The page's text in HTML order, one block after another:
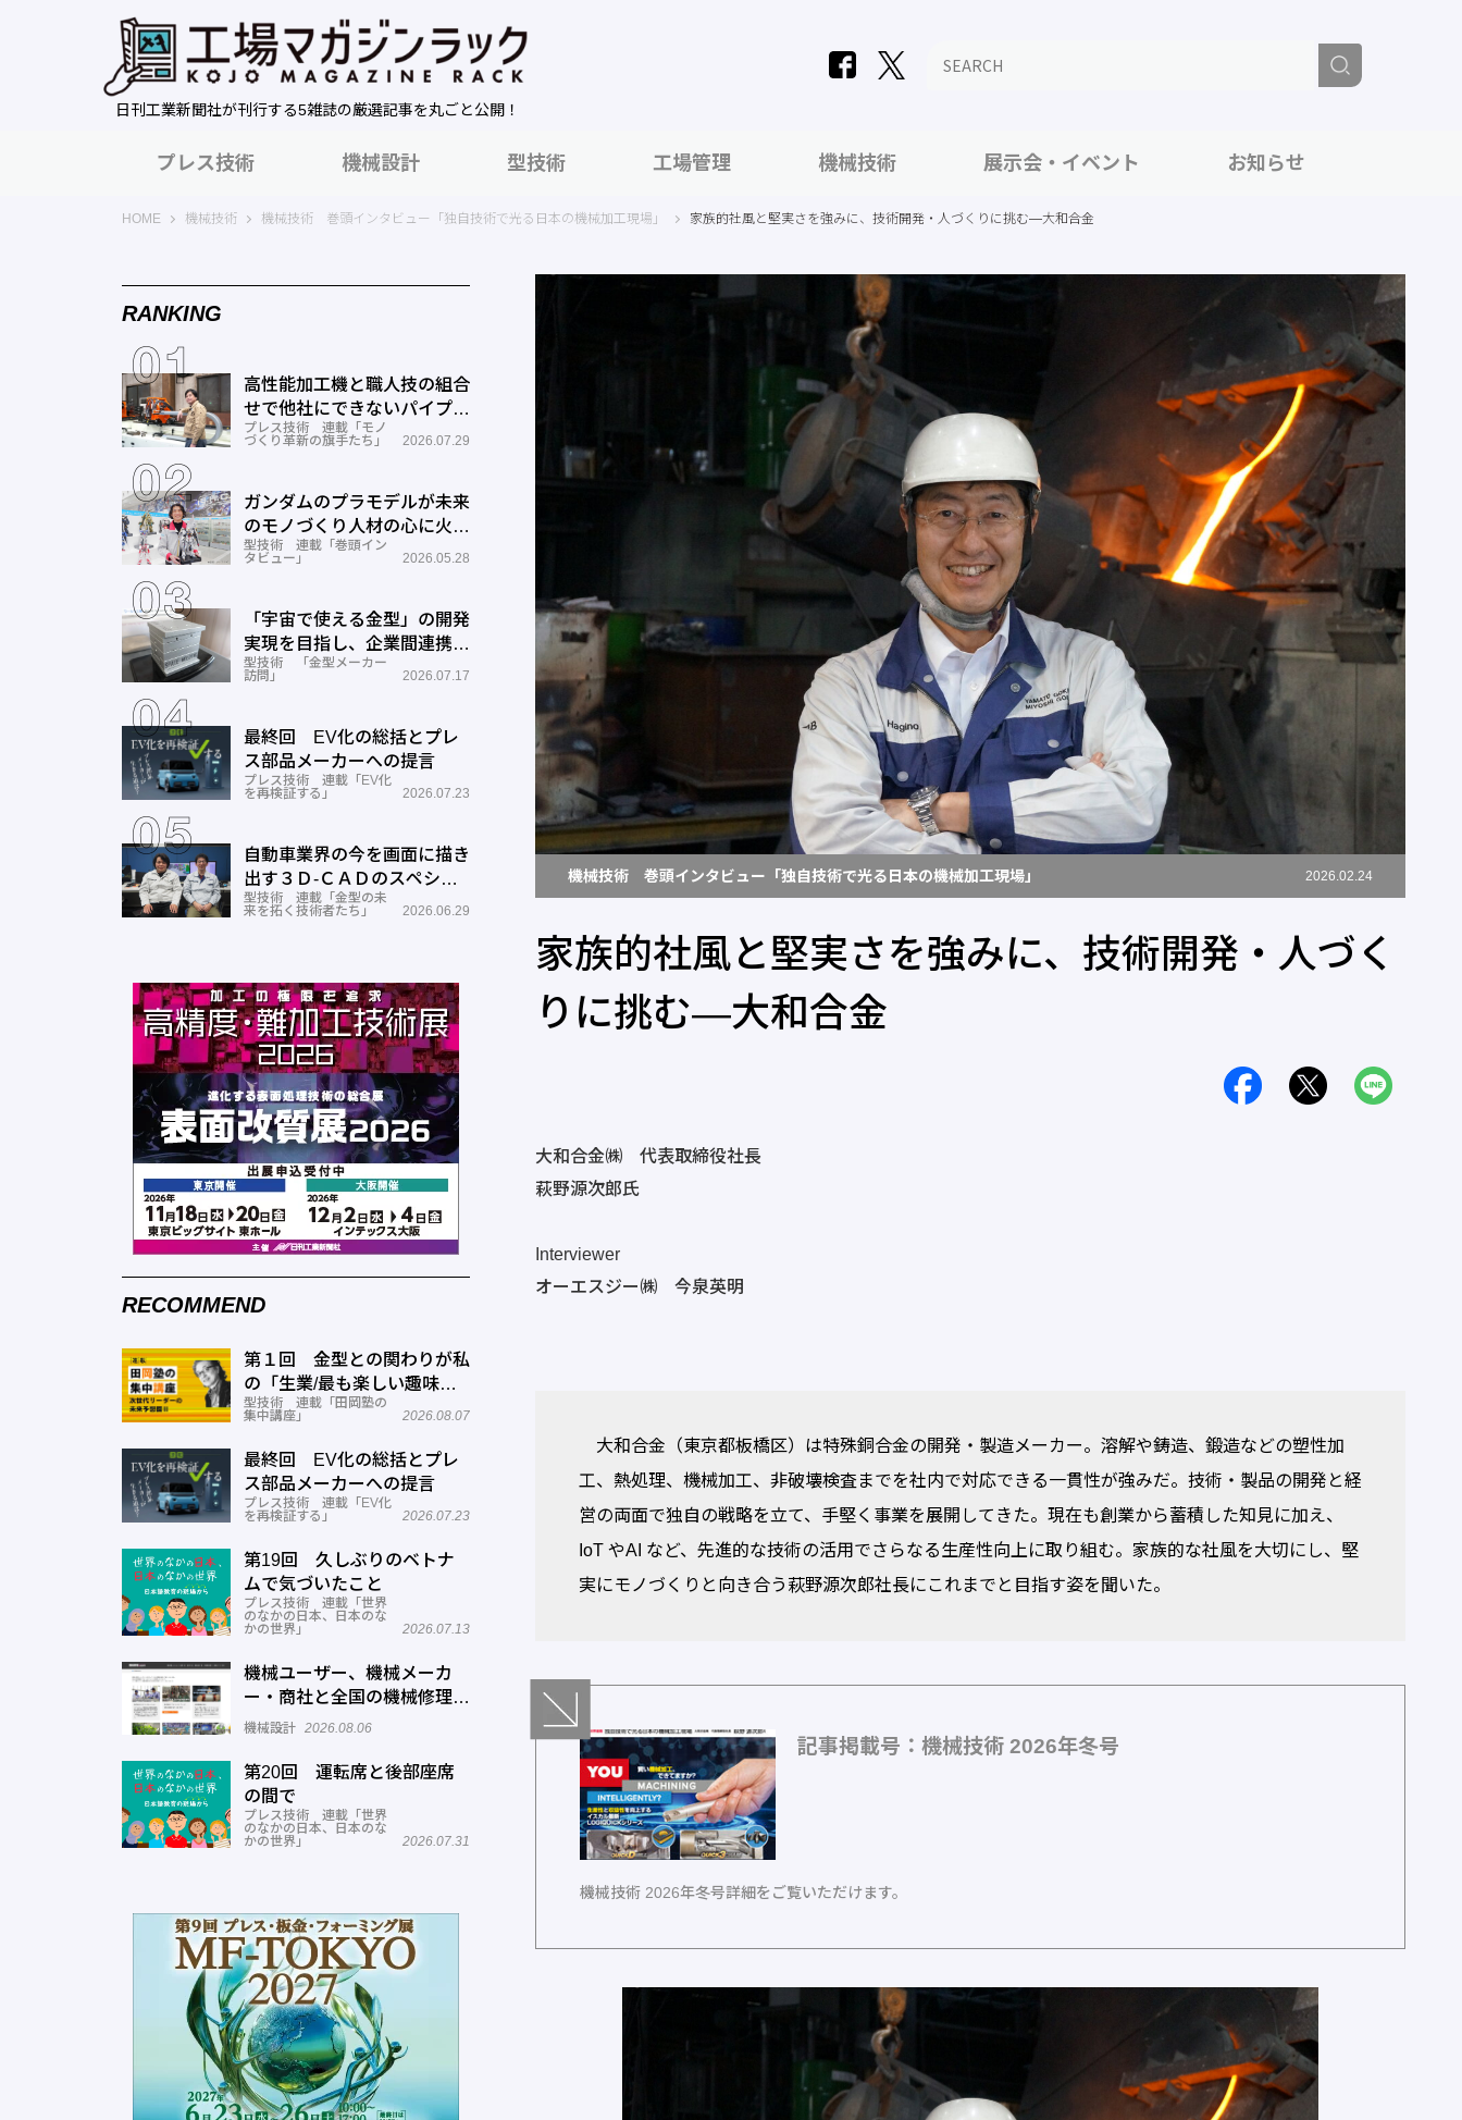
日刊工業新聞社が刊行する5雑誌の厳選記事を丸ごと公開！
プレス技術 機械設計 型技術 工場管理 機械技術 展示会・イベント お知らせ
HOME 工場マガジンラック｜日刊工業新聞社
機械技術 機械技術 巻頭インタビュー「独自技術で光る日本の機械加工現場」 家族的社風と堅実さを強みに、技術開発・人づくりに挑む―大和合金
機械技術 巻頭インタビュー「独自技術で光る日本の機械加工現場」 2026.02.24
家族的社風と堅実さを強みに、技術開発・人づく
りに挑む―大和合金
大和合金㈱ 代表取締役社長
萩野源次郎氏
Interviewer
オーエスジー㈱ 今泉英明
大和合金（東京都板橋区）は特殊銅合金の開発・製造メーカー。溶解や鋳造、鍛造などの塑性加
工、熱処理、機械加工、非破壊検査までを社内で対応できる一貫性が強みだ。技術・製品の開発と経
営の両面で独自の戦略を立て、手堅く事業を展開してきた。現在も創業から蓄積した知見に加え、
IoT やAI など、先進的な技術の活用でさらなる生産性向上に取り組む。家族的な社風を大切にし、堅
実にモノづくりと向き合う萩野源次郎社長にこれまでと目指す姿を聞いた。
記事掲載号：機械技術 2026年冬号
機械技術 2026年冬号詳細をご覧いただけます。
RANKING
高性能加工機と職人技の組合
せで他社にできないパイプ曲
げを実現―ミナミ技研
プレス技術 連載「モノ
づくり革新の旗手たち」
2026.07.29
ガンダムのプラモデルが未来
のモノづくり人材の心に火を
つける―BANDAI SPIRITS
型技術 連載「巻頭イン
タビュー」
2026.05.28
「宇宙で使える金型」の開発
実現を目指し、企業間連携を
推進―ワールド工業
型技術 「金型メーカー
訪問」
2026.07.17
最終回 EV化の総括とプレ
ス部品メーカーへの提言
プレス技術 連載「EV化
を再検証する」
2026.07.23
自動車業界の今を画面に描き
出す３Ｄ-ＣＡＤのスペシャ
リストとしての成長と展望ー
型技術 連載「金型の未
来を拓く技術者たち」
2026.06.29
RECOMMEND
第１回 金型との関わりが私
の「生業/最も楽しい趣味」
に！
型技術 連載「田岡塾の
集中講座」
2026.08.07
最終回 EV化の総括とプレ
ス部品メーカーへの提言
プレス技術 連載「EV化
を再検証する」
2026.07.23
第19回 久しぶりのベトナ
ムで気づいたこと
プレス技術 連載「世界
のなかの日本、日本のな
かの世界」
2026.07.13
機械ユーザー、機械メーカ
ー・商社と全国の機械修理業
者をマッチングするサービス
機械設計 2026.08.06
第20回 運転席と後部座席
の間で
プレス技術 連載「世界
のなかの日本、日本のな
かの世界」
2026.07.31